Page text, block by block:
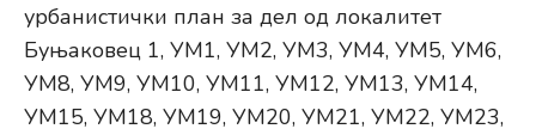
урбанистички план за дел од локалитет
Буњаковец 1, УМ1, УМ2, УМ3, УМ4, УМ5, УМ6,
УМ8, УМ9, УМ10, УМ11, УМ12, УМ13, УМ14,
УМ15, УМ18, УМ19, УМ20, УМ21, УМ22, УМ23,